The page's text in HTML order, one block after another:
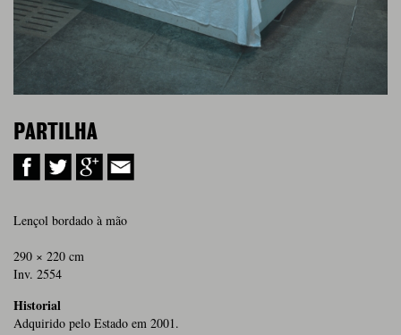
PARTILHA
Lençol bordado à mão
290 × 220 cm
Inv. 2554
Historial
Adquirido pelo Estado em 2001.